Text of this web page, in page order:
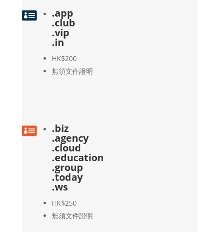
 .app
.club
.vip
.in
HK$200
無須文件證明
 .biz
.agency
.cloud
.education
.group
.today
.ws
HK$250
無須文件證明